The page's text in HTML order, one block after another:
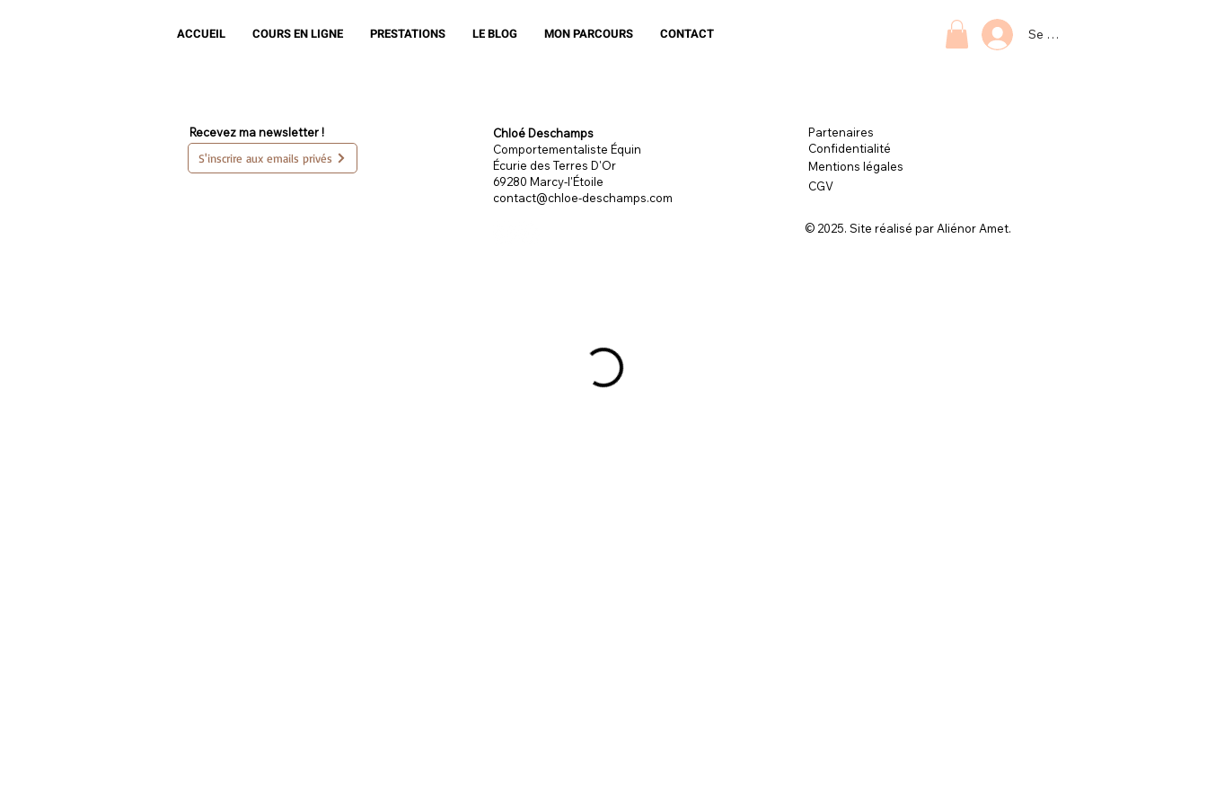
ACCUEIL COURS EN LIGNE PRESTATIONS LE BLOG MON PARCOURS CONTACT Se connecter
Recevez ma newsletter !
S'inscrire aux emails privés
Chloé Deschamps
Comportementaliste Équin
Écurie des Terres D'Or
69280 Marcy-l'Étoile
contact@chloe-deschamps.com
Partenaires
Confidentialité
Mentions légales
CGV
© 2025. Site réalisé par Aliénor Amet.